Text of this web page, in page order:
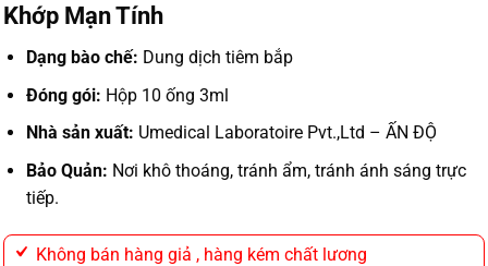
Khớp Mạn Tính
Dạng bào chế: Dung dịch tiêm bắp
Đóng gói: Hộp 10 ống 3ml
Nhà sản xuất: Umedical Laboratoire Pvt.,Ltd – ẤN ĐỘ
Bảo Quản: Nơi khô thoáng, tránh ẩm, tránh ánh sáng trực
tiếp.
Không bán hàng giả , hàng kém chất lương